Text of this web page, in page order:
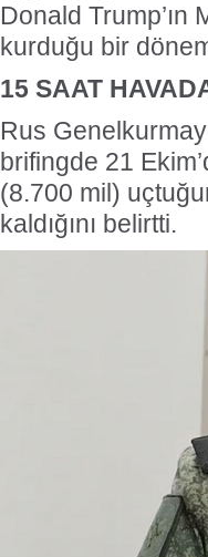
Donald Trump’ın
kurduğu bir
15 SAAT
Rus
brifingde 21
(8.700 mil)
kaldığını belirtti.